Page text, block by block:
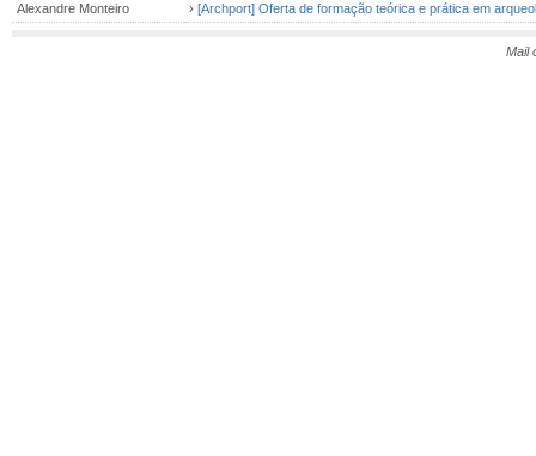
Alexandre Monteiro
› [Archport] Oferta de formação teórica e prática em
Mail